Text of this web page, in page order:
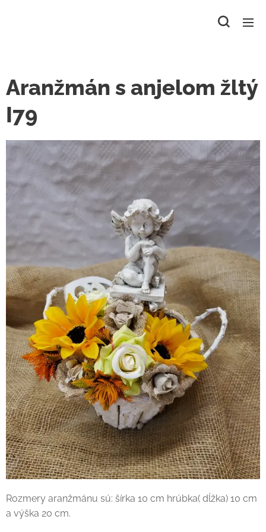
Aranžmán s anjelom žltý
I79
Rozmery aranžmánu sú: šírka 10 cm hrúbka( dĺžka) 10 cm
a výška 20 cm.